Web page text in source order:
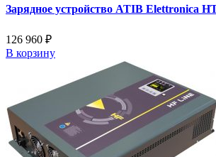
Зарядное устройство ATIB Elettronica
126 960 ₽
В корзину